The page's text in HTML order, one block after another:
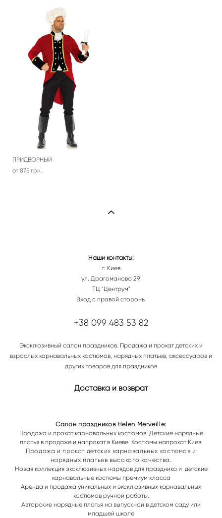
ПРИДВОРНЫЙ
от 875 грн.
Наши контакты:
г. Киев
ул. Драгоманова 29,
ТЦ "Центрум"
Вход с правой стороны
+38 099 483 53 82
Эксклюзивный салон праздников. Продажа и прокат детских и
взрослых карнавальных костюмов, нарядных платьев, аксессуаров и
других товаров для праздников
Доставка и возврат
Салон праздников Helen Merveille:
Продажа и прокат карнавальных костюмов. Детские нарядные
платья в продаже и напрокат в Киеве. Костюмы напрокат Киев.
Продажа и прокат детских карнавальных костюмов и
нарядных платьев высокого качества.
Новая коллекция эксклюзивных нарядов для праздника и детские
карнавальные костюмы премиум класса
Аренда и продажа уникальных и эксклюзивных карнавальных
костюмов ручной работы.
Авторские нарядные платья на выпускной в детском саду или
младшей школе